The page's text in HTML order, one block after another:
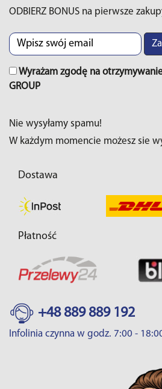
ODBIERZ BONUS na pierwsze
Wyrażam zgodę na
GROUP
Nie wysyłamy spamu!
W każdym momencie możesz sie
Dostawa
Płatność
+48 889 889 192
Infolinia czynna w godz. 7:00 -